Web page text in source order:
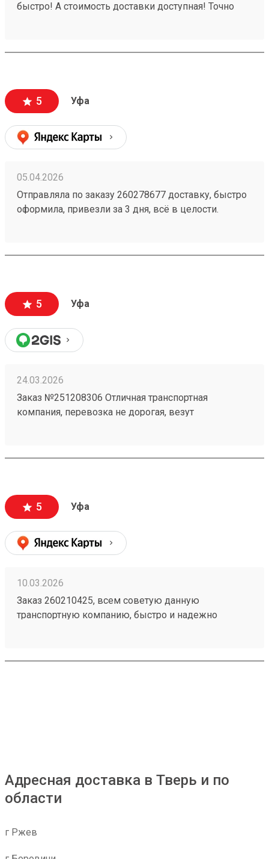
быстро! А стоимость доставки доступная! Точно
5 Уфа
05.04.2026
Отправляла по заказу 260278677 доставку, быстро
оформила, привезли за 3 дня, всё в целости.
5 Уфа
24.03.2026
Заказ №251208306 Отличная транспортная
компания, перевозка не дорогая, везут
с данной ТК!
5 Уфа
10.03.2026
Заказ 260210425, всем советую данную
транспортную компанию, быстро и надежно
Адресная доставка в Тверь и по
области
г Ржев